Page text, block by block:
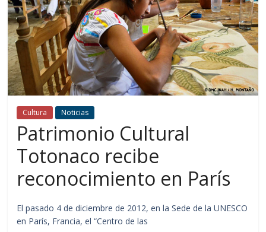
Cultura Noticias
Patrimonio Cultural
Totonaco recibe
reconocimiento en París
El pasado 4 de diciembre de 2012, en la Sede de la UNESCO
en París, Francia, el “Centro de las